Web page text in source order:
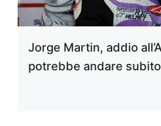
Jorge Martin, addio
potrebbe andare